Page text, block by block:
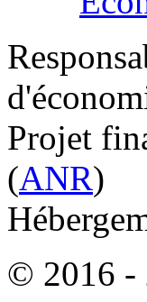
Projet
(ANR)
© 2016 -